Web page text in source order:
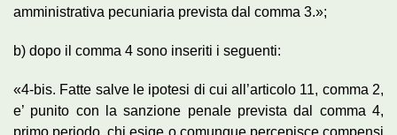
amministrativa pecuniaria prevista dal comma 3.»;
b) dopo il comma 4 sono inseriti i seguenti:
«4-bis. Fatte salve le ipotesi di cui all’articolo 11, comma 2,
e’ punito con la sanzione penale prevista dal comma 4,